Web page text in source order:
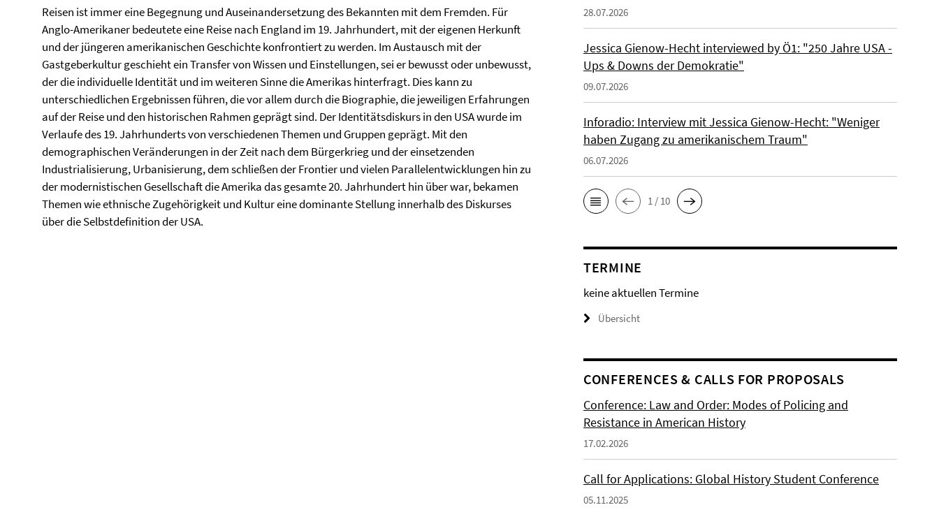
Reisen ist immer eine Begegnung und Auseinandersetzung des Bekannten mit dem Fremden. Für
Anglo-Amerikaner bedeutete eine Reise nach England im 19. Jahrhundert, mit der eigenen Herkunft
und der jüngeren amerikanischen Geschichte konfrontiert zu werden. Im Austausch mit der
Gastgeberkultur geschieht ein Transfer von Wissen und Einstellungen, sei er bewusst oder unbewusst,
der die individuelle Identität und im weiteren Sinne die Amerikas hinterfragt. Dies kann zu
unterschiedlichen Ergebnissen führen, die vor allem durch die Biographie, die jeweiligen Erfahrungen
auf der Reise und den historischen Rahmen geprägt sind. Der Identitätsdiskurs in den USA wurde im
Verlaufe des 19. Jahrhunderts von verschiedenen Themen und Gruppen geprägt. Mit den
demographischen Veränderungen in der Zeit nach dem Bürgerkrieg und der einsetzenden
Industrialisierung, Urbanisierung, dem schließen der Frontier und vielen Parallelentwicklungen hin zu
der modernistischen Gesellschaft die Amerika das gesamte 20. Jahrhundert hin über war, bekamen
Themen wie ethnische Zugehörigkeit und Kultur eine dominante Stellung innerhalb des Diskurses
über die Selbstdefinition der USA.
28.07.2026
Jessica Gienow-Hecht interviewed by Ö1: "250 Jahre USA -
Ups & Downs der Demokratie"
09.07.2026
Inforadio: Interview mit Jessica Gienow-Hecht: "Weniger
haben Zugang zu amerikanischem Traum"
06.07.2026
1 / 10
TERMINE
keine aktuellen Termine
Übersicht
CONFERENCES & CALLS FOR PROPOSALS
Conference: Law and Order: Modes of Policing and
Resistance in American History
17.02.2026
Call for Applications: Global History Student Conference
05.11.2025